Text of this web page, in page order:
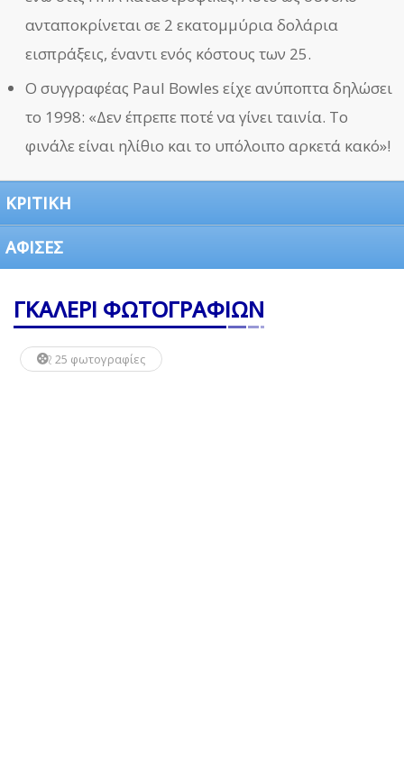
ανταποκρίνεται σε 2 εκατομμύρια δολάρια
εισπράξεις, έναντι ενός κόστους των 25.
Ο συγγραφέας Paul Bowles είχε ανύποπτα δηλώσει
το 1998: «Δεν έπρεπε ποτέ να γίνει ταινία. Το
φινάλε είναι ηλίθιο και το υπόλοιπο αρκετά κακό»!
ΚΡΙΤΙΚΗ
ΑΦΙΣΕΣ
ΓΚΑΛΕΡΙ ΦΩΤΟΓΡΑΦΙΩΝ
25 φωτογραφίες